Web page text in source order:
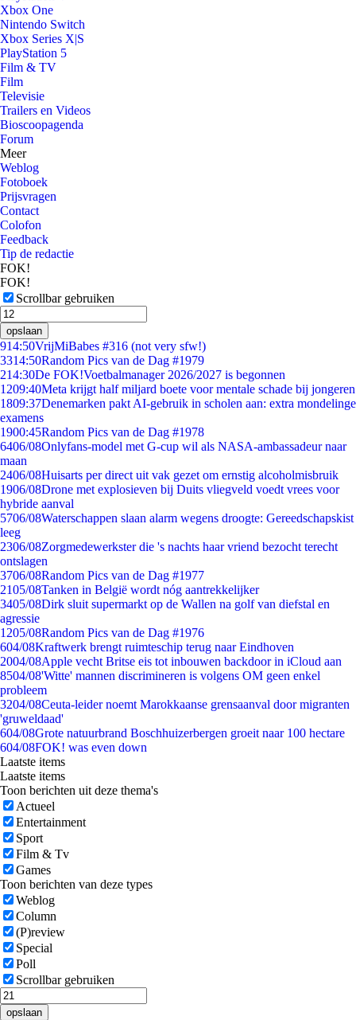
Xbox One
Nintendo Switch
Xbox Series X|S
PlayStation 5
Film & TV
Film
Televisie
Trailers en Videos
Bioscoopagenda
Forum
Meer
Weblog
Fotoboek
Prijsvragen
Contact
Colofon
Feedback
Tip de redactie
FOK!
FOK!
Scrollbar gebruiken
opslaan
914:50VrijMiBabes #316 (not very sfw!)
3314:50Random Pics van de Dag #1979
214:30De FOK!Voetbalmanager 2026/2027 is begonnen
1209:40Meta krijgt half miljard boete voor mentale schade bij jongeren
1809:37Denemarken pakt AI-gebruik in scholen aan: extra mondelinge
examens
1900:45Random Pics van de Dag #1978
6406/08Onlyfans-model met G-cup wil als NASA-ambassadeur naar
maan
2406/08Huisarts per direct uit vak gezet om ernstig alcoholmisbruik
1906/08Drone met explosieven bij Duits vliegveld voedt vrees voor
hybride aanval
5706/08Waterschappen slaan alarm wegens droogte: Gereedschapskist
leeg
2306/08Zorgmedewerkster die 's nachts haar vriend bezocht terecht
ontslagen
3706/08Random Pics van de Dag #1977
2105/08Tanken in België wordt nóg aantrekkelijker
3405/08Dirk sluit supermarkt op de Wallen na golf van diefstal en
agressie
1205/08Random Pics van de Dag #1976
604/08Kraftwerk brengt ruimteschip terug naar Eindhoven
2004/08Apple vecht Britse eis tot inbouwen backdoor in iCloud aan
8504/08'Witte' mannen discrimineren is volgens OM geen enkel
probleem
3204/08Ceuta-leider noemt Marokkaanse grensaanval door migranten
'gruweldaad'
604/08Grote natuurbrand Boschhuizerbergen groeit naar 100 hectare
604/08FOK! was even down
Laatste items
Laatste items
Toon berichten uit deze thema's
Actueel
Entertainment
Sport
Film & Tv
Games
Toon berichten van deze types
Weblog
Column
(P)review
Special
Poll
Scrollbar gebruiken
opslaan